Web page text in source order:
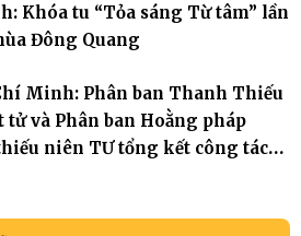
Khóa tu “Tỏa sáng Từ tâm” lần
Đông Quang
Minh: Phân ban Thanh Thiếu
tử và Phân ban Hoằng pháp
niên TƯ tổng kết công tác